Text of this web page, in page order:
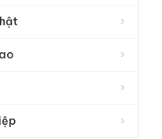
›
›
›
›